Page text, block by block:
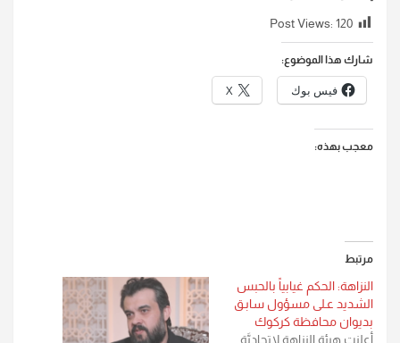
Post Views: 120
شارك هذا الموضوع:
فيس بوك X
معجب بهذه:
مرتبط
النزاهة: الحكم غيابياً بالحبس
الشديد عـلى مسؤول سابـق
بديوان محافظة كركوك
أعلنت هيئة النزاهة لاتحاديَّة